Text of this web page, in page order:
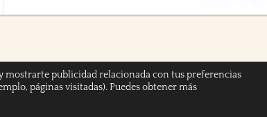
AVISO LEGAL
mostrarte publicidad relacionada con tus preferencias
páginas visitadas). Puedes obtener más